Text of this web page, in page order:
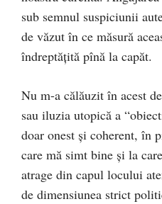
sub semnul suspiciunii
de văzut în ce măsură
îndreptăţită pînă la capăt.
Nu m-a călăuzit în acest
sau iluzia utopică a
doar onest şi coherent, în
care mă simt bine şi la
atrage din capul locului
de dimensiunea strict